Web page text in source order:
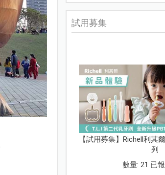
試用募集
【試用募集】Richell利其
列
數量: 21 已